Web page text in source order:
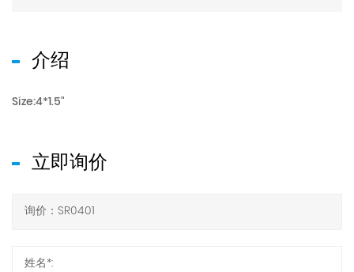
介绍
Size:4*1.5"
立即询价